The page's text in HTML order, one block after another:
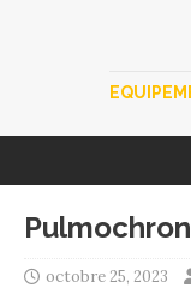
octobre 25, 2023